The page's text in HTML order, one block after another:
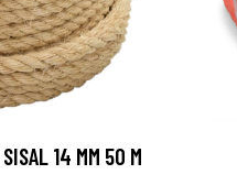
14 MM 50 M